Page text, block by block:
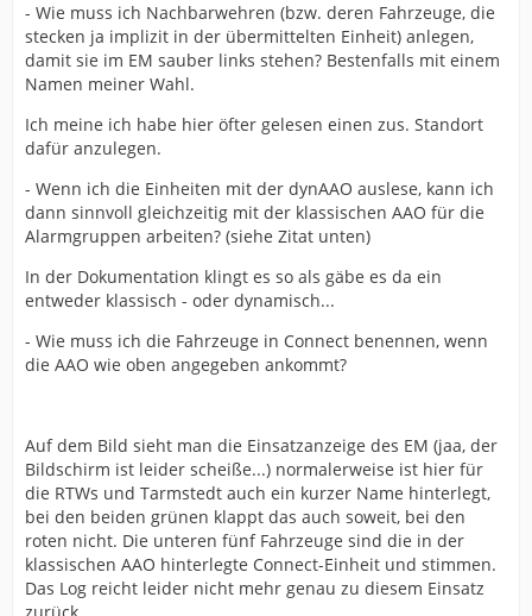
- Wie muss ich Nachbarwehren (bzw. deren Fahrzeuge, die
stecken ja implizit in der übermittelten Einheit) anlegen,
damit sie im EM sauber links stehen? Bestenfalls mit einem
Namen meiner Wahl.
Ich meine ich habe hier öfter gelesen einen zus. Standort
dafür anzulegen.
- Wenn ich die Einheiten mit der dynAAO auslese, kann ich
dann sinnvoll gleichzeitig mit der klassischen AAO für die
Alarmgruppen arbeiten? (siehe Zitat unten)
In der Dokumentation klingt es so als gäbe es da ein
entweder klassisch - oder dynamisch...
- Wie muss ich die Fahrzeuge in Connect benennen, wenn
die AAO wie oben angegeben ankommt?
Auf dem Bild sieht man die Einsatzanzeige des EM (jaa, der
Bildschirm ist leider scheiße...) normalerweise ist hier für
die RTWs und Tarmstedt auch ein kurzer Name hinterlegt,
bei den beiden grünen klappt das auch soweit, bei den
roten nicht. Die unteren fünf Fahrzeuge sind die in der
klassischen AAO hinterlegte Connect-Einheit und stimmen.
Das Log reicht leider nicht mehr genau zu diesem Einsatz